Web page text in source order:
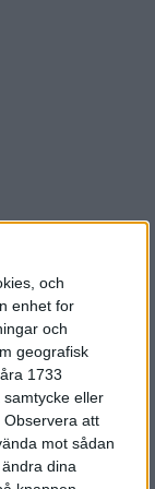
och
enhet for
och
geografisk
1733
eller
Observera att
mot sådan
dina